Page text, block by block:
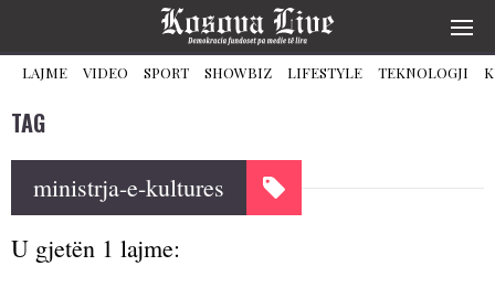
LAJME VIDEO SPORT SHOWBIZ LIFESTYLE TEKNOLOGJI
TAG
ministrja-e-kultures
U gjetën 1 lajme: